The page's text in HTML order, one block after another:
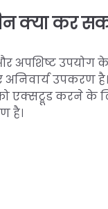
क्या कर
अपशिष्ट
उपकरण
एक्सट्रूड करने के
है।